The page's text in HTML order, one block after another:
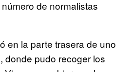
de normalistas
en la parte trasera de uno
donde pudo recoger los